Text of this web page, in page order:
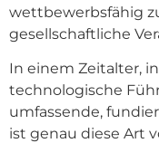
wettbewerbsfähig
gesellschaftliche
In einem Zeitalter,
technologische
umfassende,
ist genau diese Art